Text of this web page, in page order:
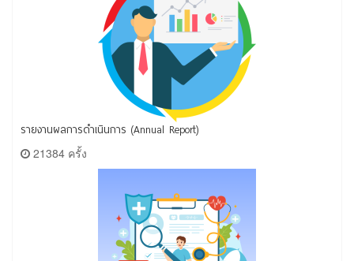
รายงานผลการดำเนินการ (Annual Report)
21384 ครั้ง